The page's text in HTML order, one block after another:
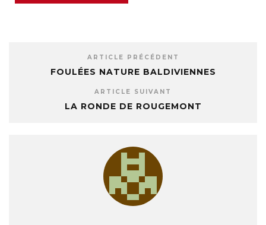
ARTICLE PRÉCÉDENT
FOULÉES NATURE BALDIVIENNES
ARTICLE SUIVANT
LA RONDE DE ROUGEMONT